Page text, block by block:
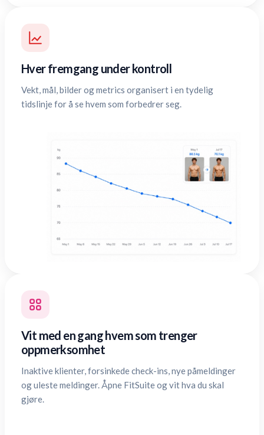
Hver fremgang under kontroll
Vekt, mål, bilder og metrics organisert i en tydelig
tidslinje for å se hvem som forbedrer seg.
Vit med en gang hvem som trenger
oppmerksomhet
Inaktive klienter, forsinkede check-ins, nye påmeldinger
og uleste meldinger. Åpne FitSuite og vit hva du skal
gjøre.